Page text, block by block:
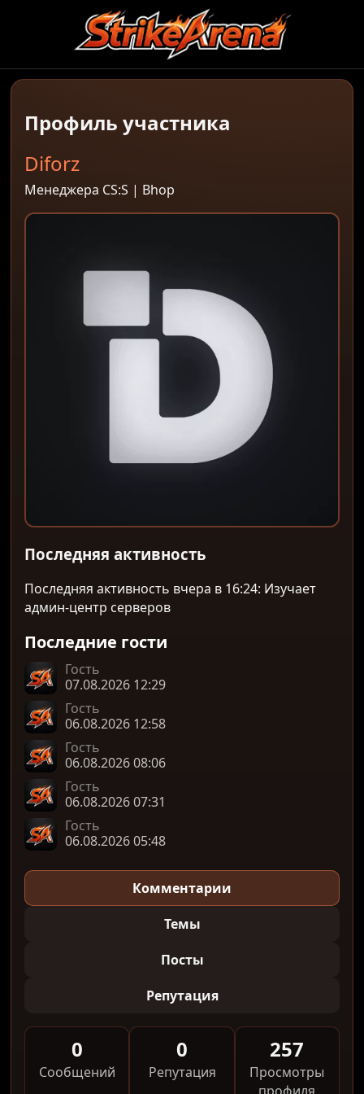
Профиль участника
Diforz
Менеджера CS:S | Bhop
Последняя активность
Последняя активность вчера в 16:24: Изучает
админ-центр серверов
Последние гости
Гость
07.08.2026 12:29
Гость
06.08.2026 12:58
Гость
06.08.2026 08:06
Гость
06.08.2026 07:31
Гость
06.08.2026 05:48
Комментарии
Темы
Посты
Репутация
0
Сообщений
0
Репутация
257
Просмотры